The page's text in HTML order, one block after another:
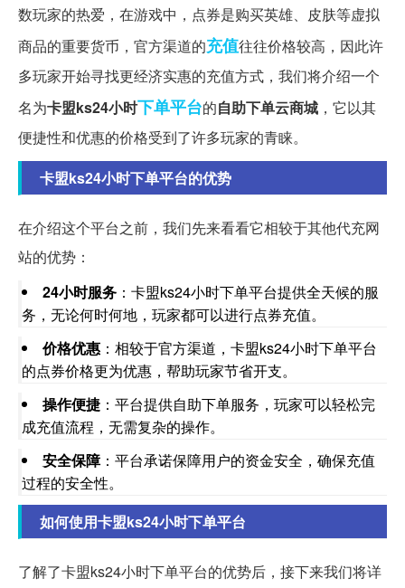
数玩家的热爱，在游戏中，点券是购买英雄、皮肤等虚拟
商品的重要货币，官方渠道的充值往往价格较高，因此许
多玩家开始寻找更经济实惠的充值方式，我们将介绍一个
名为卡盟ks24小时下单平台的自助下单云商城 ，它以其
便捷性和优惠的价格受到了许多玩家的青睐。
卡盟ks24小时下单平台的优势
在介绍这个平台之前，我们先来看看它相较于其他代充网
站的优势：
24小时服务 ：卡盟ks24小时下单平台提供全天候的服
务，无论何时何地，玩家都可以进行点券充值。
价格优惠 ：相较于官方渠道，卡盟ks24小时下单平台
的点券价格更为优惠，帮助玩家节省开支。
操作便捷 ：平台提供自助下单服务，玩家可以轻松完
成充值流程，无需复杂的操作。
安全保障：平台承诺保障用户的资金安全，确保充值
过程的安全性。
如何使用卡盟ks24小时下单平台
了解了卡盟ks24小时下单平台的优势后，接下来我们将详